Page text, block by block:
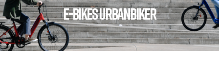
E-BIKES URBANBIKER